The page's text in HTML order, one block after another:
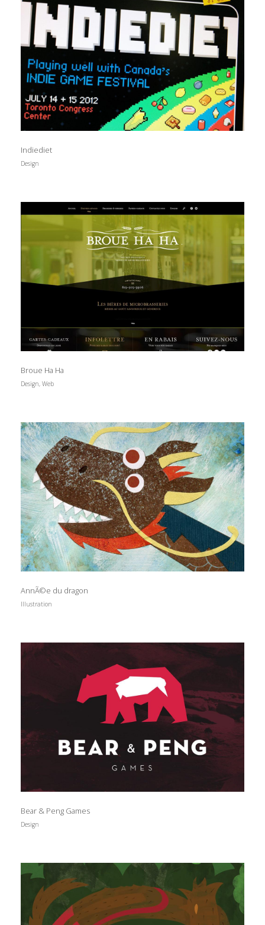
Indiediet
Design
Broue Ha Ha
Design, Web
AnnÃ©e du dragon
Illustration
Bear & Peng Games
Design